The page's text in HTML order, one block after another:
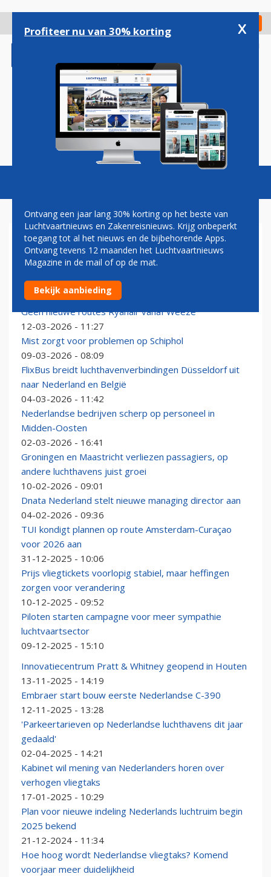
gaan
Check in
Magazine Podcasts Vacatures
NEDERLAND
Vliegbelasting schrikt Nederlandse reiziger niet af
24-03-2026 - 14:25
Geen nieuwe routes Ryanair vanaf Weeze
12-03-2026 - 11:27
Mist zorgt voor problemen op Schiphol
09-03-2026 - 08:09
FlixBus breidt luchthavenverbindingen Düsseldorf uit
naar Nederland en België
04-03-2026 - 11:42
Nederlandse bedrijven scherp op personeel in
Midden-Oosten
02-03-2026 - 16:41
Groningen en Maastricht verliezen passagiers, op
andere luchthavens juist groei
10-02-2026 - 09:01
Dnata Nederland stelt nieuwe managing director aan
04-02-2026 - 09:36
TUI kondigt plannen op route Amsterdam-Curaçao
voor 2026 aan
31-12-2025 - 10:06
Prijs vliegtickets voorlopig stabiel, maar heffingen
zorgen voor verandering
10-12-2025 - 09:52
Piloten starten campagne voor meer sympathie
luchtvaartsector
09-12-2025 - 15:10
Innovatiecentrum Pratt & Whitney geopend in Houten
13-11-2025 - 14:19
Embraer start bouw eerste Nederlandse C-390
12-11-2025 - 13:28
'Parkeertarieven op Nederlandse luchthavens dit jaar
gedaald'
02-04-2025 - 14:21
Kabinet wil mening van Nederlanders horen over
verhogen vliegtaks
17-01-2025 - 10:29
Plan voor nieuwe indeling Nederlands luchtruim begin
2025 bekend
21-12-2024 - 11:34
Hoe hoog wordt Nederlandse vliegtaks? Komend
voorjaar meer duidelijkheid
Profiteer nu van 30% korting x
Ontvang een jaar lang 30% korting op het beste van
Luchtvaartnieuws en Zakenreisnieuws. Krijg onbeperkt
toegang tot al het nieuws en de bijbehorende Apps.
Ontvang tevens 12 maanden het Luchtvaartnieuws
Magazine in de mail of op de mat.
Bekijk aanbieding